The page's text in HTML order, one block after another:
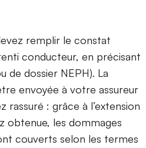
remplir le constat
conducteur, en précisant
de dossier NEPH). La
envoyée à votre assureur
rassuré : grâce à l’extension
obtenue, les dommages
couverts selon les termes